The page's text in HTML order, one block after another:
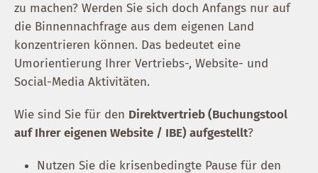
zu machen? Werden Sie sich doch Anfangs nur auf
die Binnennachfrage aus dem eigenen Land
konzentrieren können. Das bedeutet eine
Umorientierung Ihrer Vertriebs-, Website- und
Social-Media Aktivitäten.
Wie sind Sie für den Direktvertrieb (Buchungstool
auf Ihrer eigenen Website / IBE) aufgestellt?
Nutzen Sie die krisenbedingte Pause für den